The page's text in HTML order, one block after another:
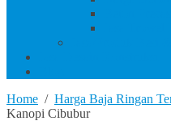
Home / Harga Baja Ringan
Kanopi Cibubur